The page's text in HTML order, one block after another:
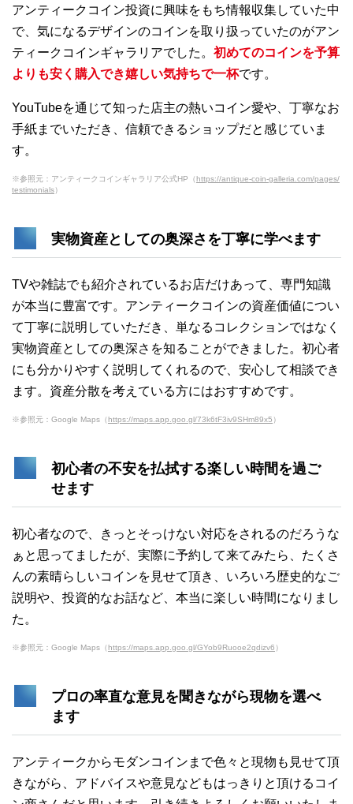
アンティークコイン投資に興味をもち情報収集していた中
で、気になるデザインのコインを取り扱っていたのがアン
ティークコインギャラリアでした。 初めてのコインを予算
よりも安く購入でき嬉しい気持ちで一杯です。
YouTubeを通じて知った店主の熱いコイン愛や、丁寧なお
手紙までいただき、信頼できるショップだと感じていま
す。
※参照元：アンティークコインギャラリア公式HP（https://antique-coin-galleria.com/pages/
testimonials）
実物資産としての奥深さを丁寧に学べます
TVや雑誌でも紹介されているお店だけあって、専門知識
が本当に豊富です。アンティークコインの資産価値につい
て丁寧に説明していただき、単なるコレクションではなく
実物資産としての奥深さを知ることができました。初心者
にも分かりやすく説明してくれるので、安心して相談でき
ます。資産分散を考えている方にはおすすめです。
※参照元：Google Maps（https://maps.app.goo.gl/73k6tF3iv9SHm89x5 ）
初心者の不安を払拭する楽しい時間を過ご
せます
初心者なので、きっとそっけない対応をされるのだろうな
ぁと思ってましたが、実際に予約して来てみたら、たくさ
んの素晴らしいコインを見せて頂き、いろいろ歴史的なご
説明や、投資的なお話など、本当に楽しい時間になりまし
た。
※参照元：Google Maps（https://maps.app.goo.gl/GYob9Ruooe2qdizv6 ）
プロの率直な意見を聞きながら現物を選べ
ます
アンティークからモダンコインまで色々と現物も見せて頂
きながら、アドバイスや意見などもはっきりと頂けるコイ